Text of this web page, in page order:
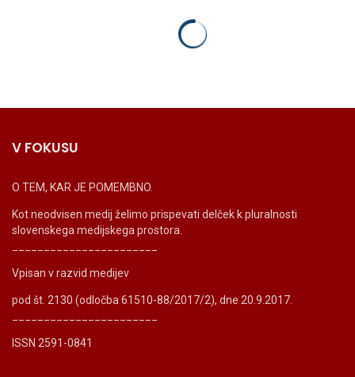
V FOKUSU
O TEM, KAR JE POMEMBNO.
Kot neodvisen medij želimo prispevati delček k pluralnosti
slovenskega medijskega prostora.
Vpisan v razvid medijev
pod št. 2130 (odločba 61510-88/2017/2), dne 20.9.2017.
ISSN 2591-0841